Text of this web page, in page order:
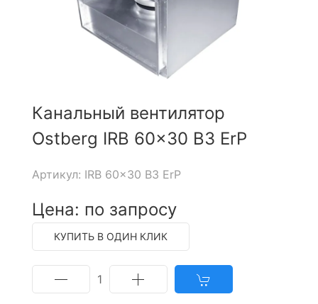
Канальный вентилятор
Ostberg IRB 60x30 B3 ErP
Артикул: IRB 60x30 B3 ErP
Цена: по запросу
КУПИТЬ В ОДИН КЛИК
1